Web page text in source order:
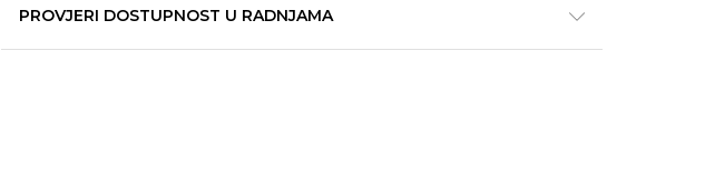
PROVJERI DOSTUPNOST U RADNJAMA